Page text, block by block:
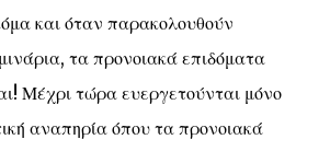
και όταν παρακολουθούν
τα προνοιακά επιδόματα
Μέχρι τώρα ευεργετούνται μόνο
αναπηρία όπου τα προνοιακά